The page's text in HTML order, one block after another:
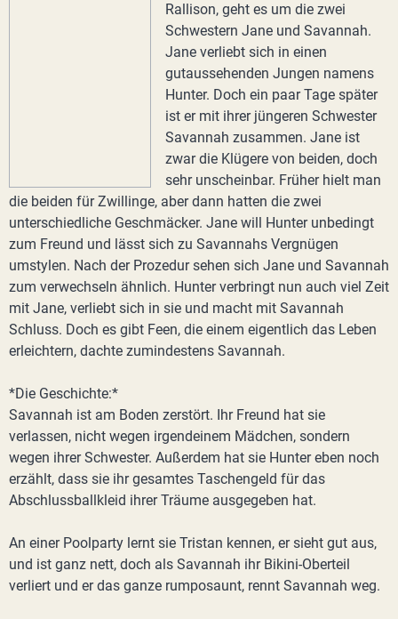
Rallison, geht es um die zwei
Schwestern Jane und Savannah.
Jane verliebt sich in einen
gutaussehenden Jungen namens
Hunter. Doch ein paar Tage später
ist er mit ihrer jüngeren Schwester
Savannah zusammen. Jane ist
zwar die Klügere von beiden, doch
sehr unscheinbar. Früher hielt man
die beiden für Zwillinge, aber dann hatten die zwei
unterschiedliche Geschmäcker. Jane will Hunter unbedingt
zum Freund und lässt sich zu Savannahs Vergnügen
umstylen. Nach der Prozedur sehen sich Jane und Savannah
zum verwechseln ähnlich. Hunter verbringt nun auch viel Zeit
mit Jane, verliebt sich in sie und macht mit Savannah
Schluss. Doch es gibt Feen, die einem eigentlich das Leben
erleichtern, dachte zumindestens Savannah.
*Die Geschichte:*
Savannah ist am Boden zerstört. Ihr Freund hat sie
verlassen, nicht wegen irgendeinem Mädchen, sondern
wegen ihrer Schwester. Außerdem hat sie Hunter eben noch
erzählt, dass sie ihr gesamtes Taschengeld für das
Abschlussballkleid ihrer Träume ausgegeben hat.
An einer Poolparty lernt sie Tristan kennen, er sieht gut aus,
und ist ganz nett, doch als Savannah ihr Bikini-Oberteil
verliert und er das ganze rumposaunt, rennt Savannah weg.